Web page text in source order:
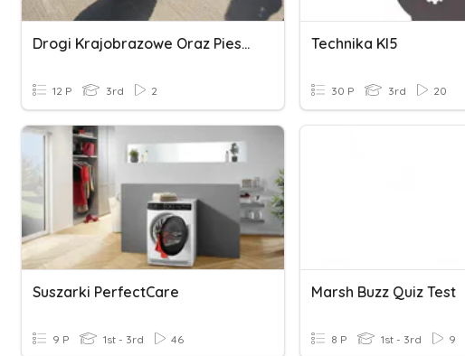
Drogi Krajobrazowe Oraz Piesze Długodystansowe W Europie
12 P 3rd 2
Technika Kl5
30 P 3rd 20
Suszarki PerfectCare
9 P 1st - 3rd 46
Marsh Buzz Quiz Test
8 P 1st - 3rd 9